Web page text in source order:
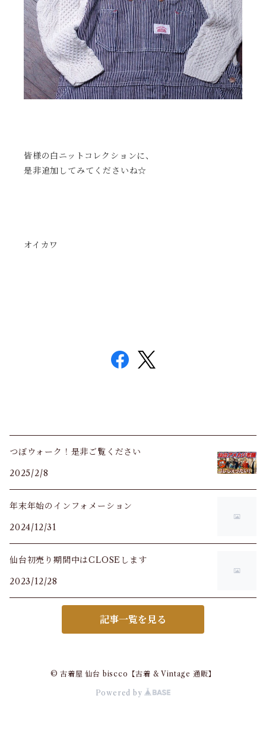
皆様の白ニットコレクションに、
是非追加してみてくださいね☆
オイカワ
つぼウォーク！是非ご覧ください
2025/2/8
年末年始のインフォメーション
2024/12/31
仙台初売り期間中はCLOSEします
2023/12/28
記事一覧を見る
© 古着屋 仙台 biscco【古着 & Vintage 通販】
Powered by